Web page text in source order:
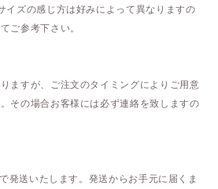
イズの感じ方は好みによって異なりますの
ご参考下さい。
ますが、ご注文のタイミングによりご用意
その場合お客様には必ず連絡を致しますの
発送いたします。発送からお手元に届くま